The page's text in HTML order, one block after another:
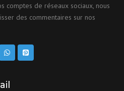
comptes de réseaux sociaux, nous
des commentaires sur nos